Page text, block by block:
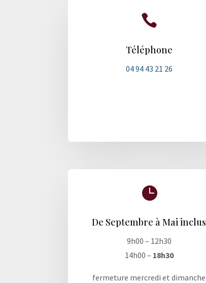

Téléphone
04 94 43 21 26

De Septembre à Mai inclus
9h00 – 12h30
14h00 – 18h30
fermeture mercredi et dimanche